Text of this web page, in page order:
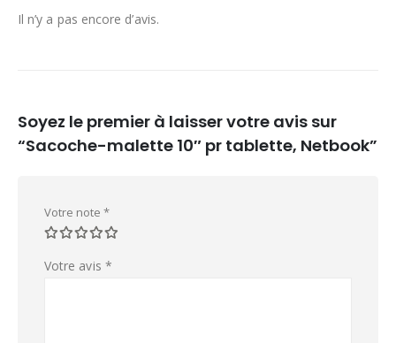
Il n’y a pas encore d’avis.
Soyez le premier à laisser votre avis sur
“Sacoche-malette 10″ pr tablette, Netbook”
Votre note *
Votre avis *